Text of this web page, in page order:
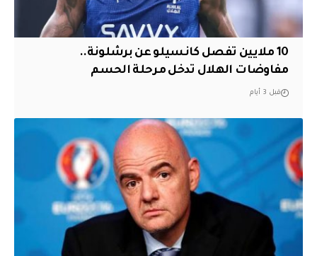
10 ملايين تفصل كانسيلو عن برشلونة..
مفاوضات الهلال تدخل مرحلة الحسم
قبل 3 أيام